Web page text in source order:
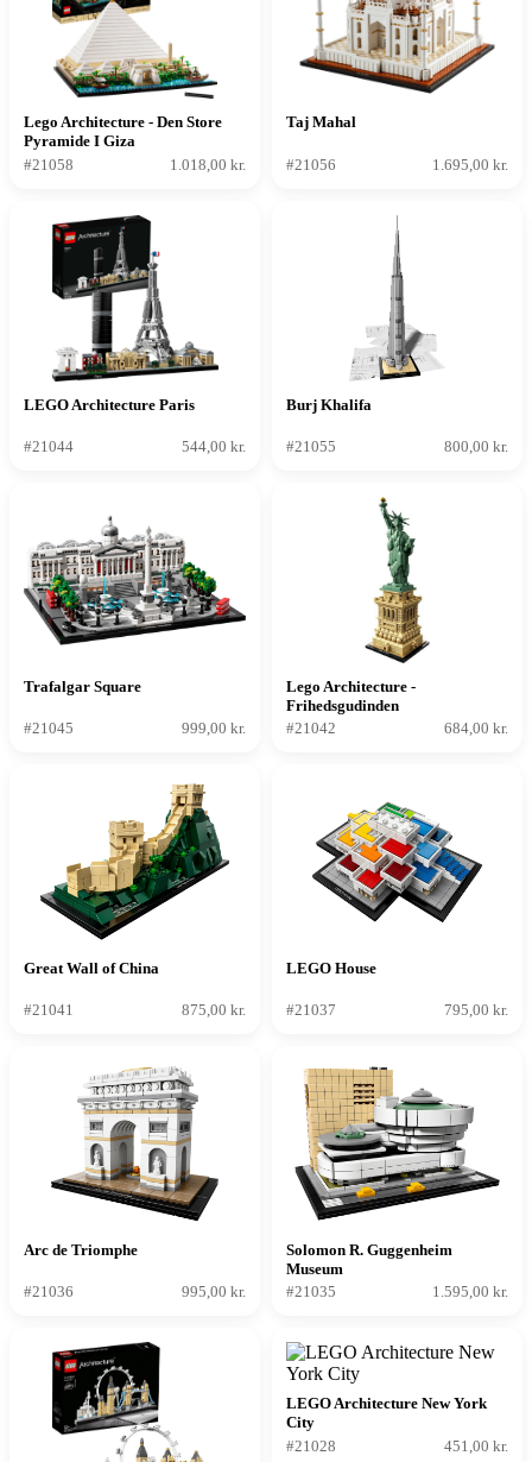
Lego Architecture - Den Store
Pyramide I Giza
#21058
1.018,00 kr.
Taj Mahal
#21056 1.695,00 kr.
LEGO Architecture Paris
#21044 544,00 kr.
Burj Khalifa
#21055 800,00 kr.
Trafalgar Square
#21045 999,00 kr.
Lego Architecture -
Frihedsgudinden
#21042
684,00 kr.
Great Wall of China
#21041 875,00 kr.
LEGO House
#21037 795,00 kr.
Arc de Triomphe
#21036 995,00 kr.
Solomon R. Guggenheim
Museum
#21035
1.595,00 kr.
LEGO Architecture New York
City
#21028
451,00 kr.